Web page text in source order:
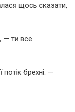
щось сказати,
— ти все
брехні. —